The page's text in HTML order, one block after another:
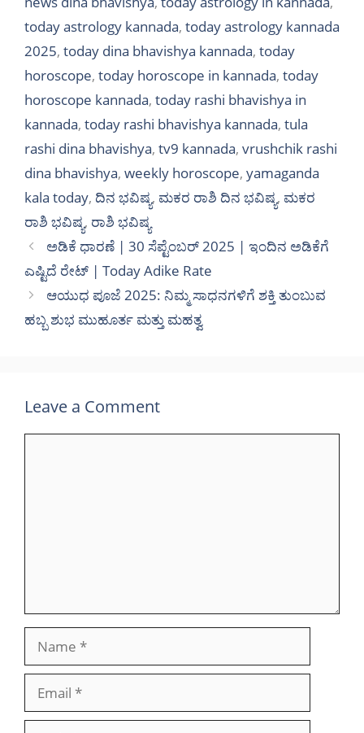
today astrology kannada, today astrology kannada
2025, today dina bhavishya kannada, today
horoscope, today horoscope in kannada, today
horoscope kannada, today rashi bhavishya in
kannada, today rashi bhavishya kannada, tula
rashi dina bhavishya, tv9 kannada, vrushchik rashi
dina bhavishya, weekly horoscope, yamaganda
kala today, ದಿನ ಭವಿಷ್ಯ, ಮಕರ ರಾಶಿ ದಿನ ಭವಿಷ್ಯ, ಮಕರ
ರಾಶಿ ಭವಿಷ್ಯ, ರಾಶಿ ಭವಿಷ್ಯ
ಅಡಿಕೆ ಧಾರಣೆ | 30 ಸೆಪ್ಟೆಂಬರ್ 2025 | ಇಂದಿನ ಅಡಿಕೆಗೆ
ಎಷ್ಟಿದೆ ರೇಟ್‌ | Today Adike Rate
ಆಯುಧ ಪೂಜೆ 2025: ನಿಮ್ಮ ಸಾಧನಗಳಿಗೆ ಶಕ್ತಿ ತುಂಬುವ
ಹಬ್ಬ ಶುಭ ಮುಹೂರ್ತ ಮತ್ತು ಮಹತ್ವ
Leave a Comment
Website